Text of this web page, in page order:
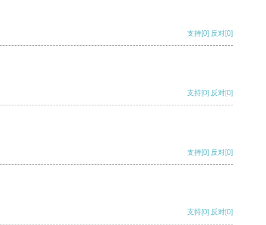
支持[0] 反对[0]
支持[0] 反对[0]
支持[0] 反对[0]
支持[0] 反对[0]